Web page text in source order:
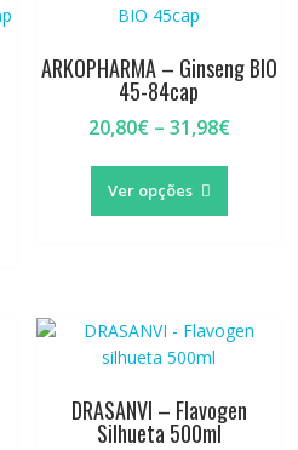
ARKOPHARMA – Ginseng BIO
45-84cap
20,80€ – 31,98€Price
Ver opções
This
has
options
may
chosen
on
DRASANVI – Flavogen
Silhueta 500ml